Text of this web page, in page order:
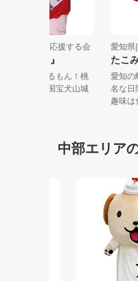
県|犬山城下町を応援する会
天使『も～も』
城下町を応援するもん！桃
使 『も～も』国宝犬山城
愛
愛
趣
中部エリア